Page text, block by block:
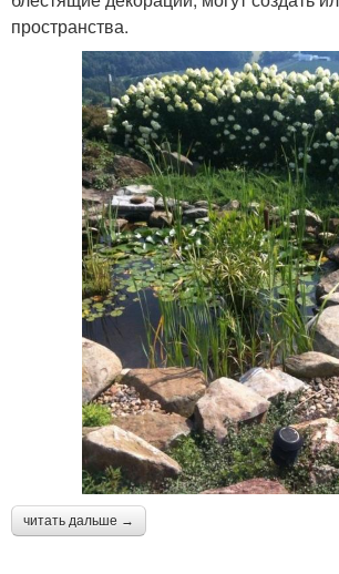
пространства.
читать дальше →